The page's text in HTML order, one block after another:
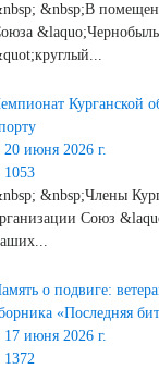
&nbsp;В
Курганской
20 июня 2026 г.
1053
&nbsp;Члены
Союз
о подвиге:
«Последняя
17 июня 2026 г.
1372